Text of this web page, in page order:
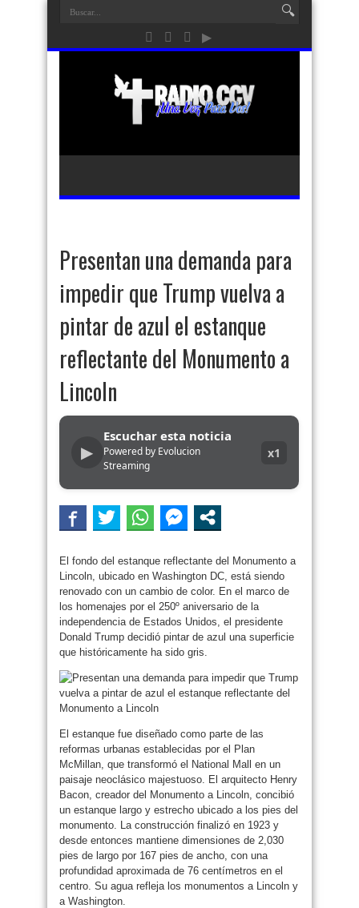
Presentan una demanda para
impedir que Trump vuelva a
pintar de azul el estanque
reflectante del Monumento a
Lincoln
▶
Escuchar esta noticia
Powered by Evolucion
Streaming
x1
El fondo del estanque reflectante del Monumento a
Lincoln, ubicado en Washington DC, está siendo
renovado con un cambio de color. En el marco de
los homenajes por el 250º aniversario de la
independencia de Estados Unidos, el presidente
Donald Trump decidió pintar de azul una superficie
que históricamente ha sido gris.
El estanque fue diseñado como parte de las
reformas urbanas establecidas por el Plan
McMillan, que transformó el National Mall en un
paisaje neoclásico majestuoso. El arquitecto Henry
Bacon, creador del Monumento a Lincoln, concibió
un estanque largo y estrecho ubicado a los pies del
monumento. La construcción finalizó en 1923 y
desde entonces mantiene dimensiones de 2,030
pies de largo por 167 pies de ancho, con una
profundidad aproximada de 76 centímetros en el
centro. Su agua refleja los monumentos a Lincoln y
a Washington.